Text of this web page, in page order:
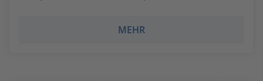
MEHR